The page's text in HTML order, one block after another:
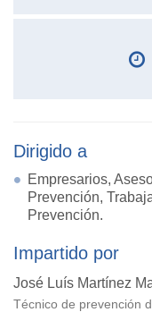
Dirigido a
Empresarios,
Prevención,
Prevención.
Impartido por
José Luís Martínez
Técnico de prevención